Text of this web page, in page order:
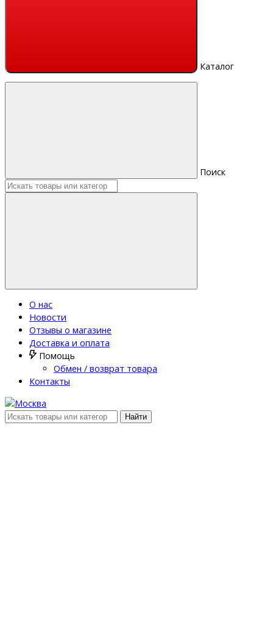
Каталог
Поиск
О нас
Новости
Отзывы о магазине
Доставка и оплата
Помощь
Обмен / возврат товара
Контакты
Найти